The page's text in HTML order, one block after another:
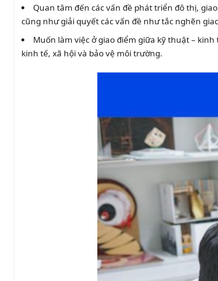
Quan tâm đến các vấn đề phát triển đô thị,
cũng như giải quyết các vấn đề như tắc nghẽn
Muốn làm việc ở giao điểm giữa kỹ thuật –
kinh tế, xã hội và bảo vệ môi trường.